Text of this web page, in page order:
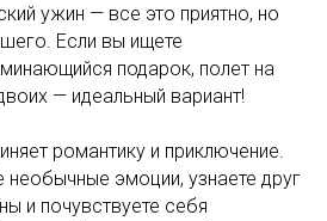
ужин — все это приятно, но
Если вы ищете
подарок, полет на
— идеальный вариант!
романтику и приключение.
необычные эмоции, узнаете друг
и почувствуете себя